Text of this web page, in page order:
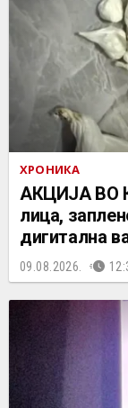
ХРОНИКА
АКЦИЈА ВО
лица,
дигитална
09.08.2026.